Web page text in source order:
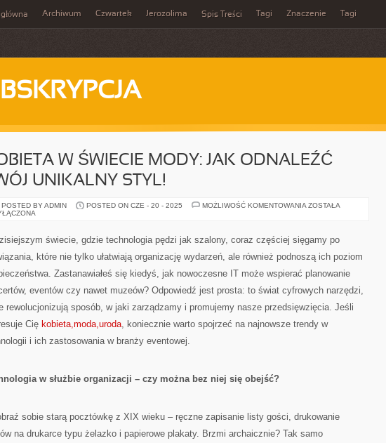
Archiwum Czwartek Jerozolima Spis Treści Tagi Znaczenie Tagi
W ŚWIECIE MODY: JAK ODNALEŹĆ
UNIKALNY STYL!
POSTED BY ADMIN POSTED ON CZE - 20 - 2025 MOŻLIWOŚĆ KOMENTOWANIA KOBIETA
ODNALEŹĆ
UNIKALNY
ZOSTAŁA
świecie, gdzie technologia pędzi jak szalony, coraz częściej sięgamy po
które nie tylko ułatwiają organizację wydarzeń, ale również podnoszą ich poziom
Zastanawiałeś się kiedyś, jak nowoczesne IT może wspierać planowanie
eventów czy nawet muzeów? Odpowiedź jest prosta: to świat cyfrowych narzędzi,
rewolucjonizują sposób, w jaki zarządzamy i promujemy nasze przedsięwzięcia. Jeśli
Cię kobieta,moda,uroda, koniecznie warto spojrzeć na najnowsze trendy w
i ich zastosowania w branży eventowej.
w służbie organizacji – czy można bez niej się obejść?
sobie starą pocztówkę z XIX wieku – ręczne zapisanie listy gości, drukowanie
na drukarce typu żelazko i papierowe plakaty. Brzmi archaicznie? Tak samo